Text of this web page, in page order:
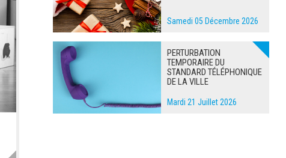
Samedi 05 Décembre 2026
PERTURBATION
TEMPORAIRE DU
STANDARD TÉLÉPHONIQUE
DE LA VILLE
Mardi 21 Juillet 2026